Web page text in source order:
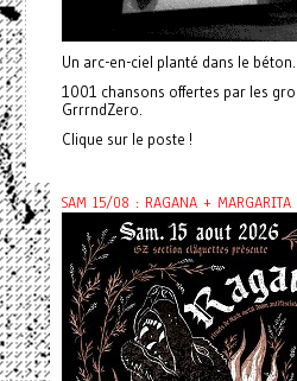
Un arc-en-ciel planté dans le béton.
1001 chansons offertes par les
GrrrndZero.
Clique sur le poste !
SAM 15/08 : RAGANA + MARGARITA